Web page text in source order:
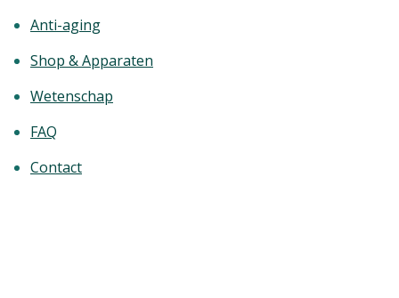
Anti-aging
Shop & Apparaten
Wetenschap
FAQ
Contact